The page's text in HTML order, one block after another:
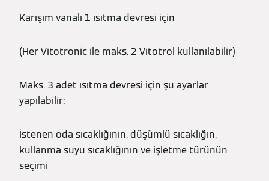
Karışım vanalı 1 ısıtma devresi için
(Her Vitotronic ile maks. 2 Vitotrol kullanılabilir)
Maks. 3 adet ısıtma devresi için şu ayarlar
yapılabilir:
İstenen oda sıcaklığının, düşümlü sıcaklığın,
kullanma suyu sıcaklığının ve işletme türünün
seçimi